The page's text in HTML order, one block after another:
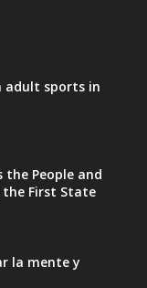
adult sports in
the People and
First State
la mente y